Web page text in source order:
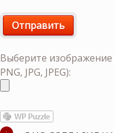
Выберите
PNG, JPG, JPEG):